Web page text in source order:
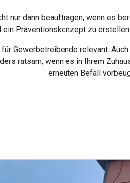
nur dann beauftragen, wenn es
Präventionskonzept zu
Gewerbetreibende relevant.
ratsam, wenn es in Ihrem
erneuten Befall